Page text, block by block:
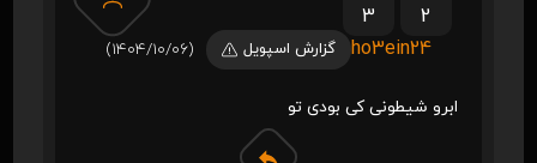
3
2
ho3ein24
گزارش اسپویل (1404/10/06)
ابرو شیطونی کی بودی تو